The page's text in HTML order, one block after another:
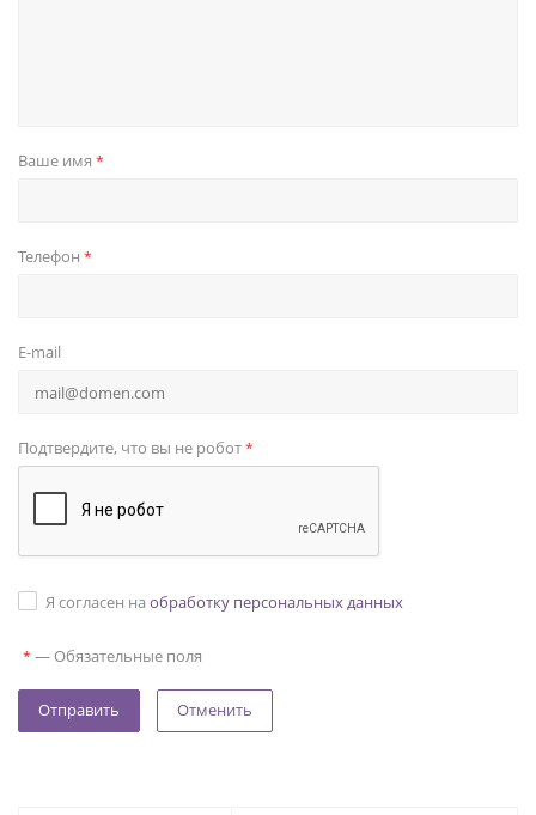
Ваше имя *
Телефон *
E-mail
Подтвердите, что вы не робот*
Я согласен на обработку персональных данных
* — Обязательные поля
Отменить